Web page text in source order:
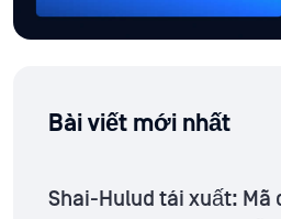
Bài viết mới nhất
Shai-Hulud tái xuất: Mã